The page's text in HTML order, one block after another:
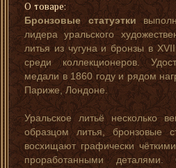
О товаре:
Бронзовые статуэтки
лидера уральского
литья из чугуна и бронзы в
среди коллекционеров.
медали в 1860 году и рядом
Париже, Лондоне.
Уральское литьё несколько
образцом литья, бронзовые
восхищают графически
проработанными деталями.